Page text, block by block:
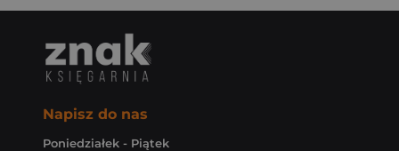
Napisz do nas
Poniedziałek - Piątek